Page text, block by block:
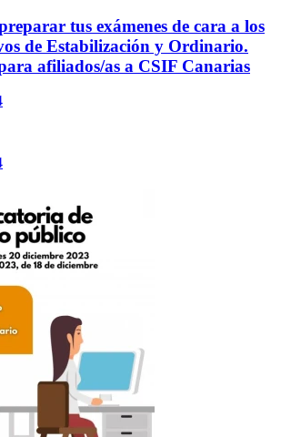
tus exámenes de cara a los
de Estabilización y Ordinario.
afiliados/as a CSIF Canarias